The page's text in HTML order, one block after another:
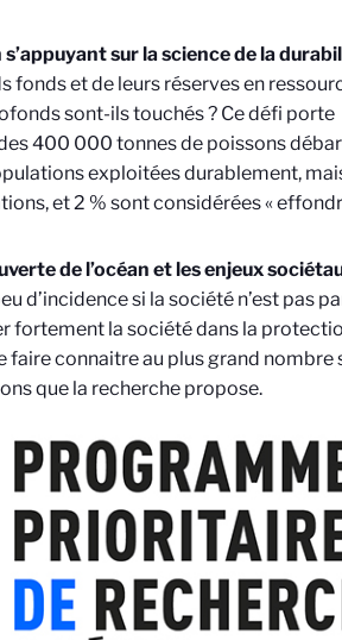
sur la science de la
fonds et de leurs réserves en
sont-ils touchés ? Ce défi porte
400 000 tonnes de poissons
exploitées durablement,
et 2 % sont considérées «
de l’océan et les enjeux
d’incidence si la société n’est pas
fortement la société dans la
faire connaitre au plus grand nombre
que la recherche propose.